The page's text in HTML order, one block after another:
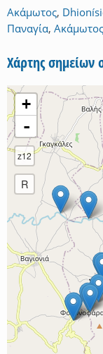
Ακάμωτος,
Παναγία, Ακάμωτος
Χάρτης σημείων
+
-
z12
R